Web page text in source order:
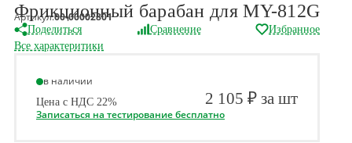
Фрикционный барабан для MY-812G
Артикул:00-00002801
Поделиться Сравнение
Избранное
Все характеритики
в наличии
Цена с НДС 22% 2 105 ₽ за шт
Записаться на тестирование бесплатно